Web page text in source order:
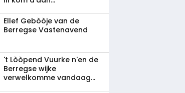
Ellef Gebòòje van de
Berregse Vastenavend
't Lòòpend Vuurke n'en de
Berregse wijke
verwelkomme vandaag...